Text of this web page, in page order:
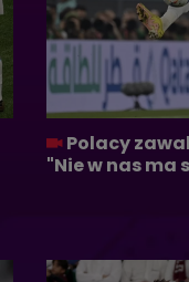
Polacy
"Nie w nas ma